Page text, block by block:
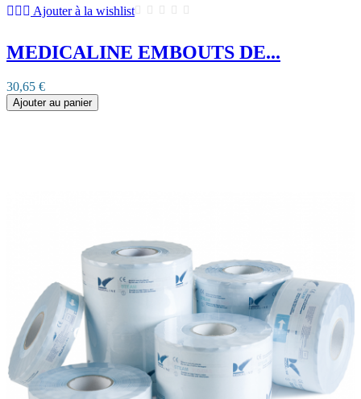
Ajouter à la wishlist
MEDICALINE EMBOUTS DE...
30,65 €
Ajouter au panier